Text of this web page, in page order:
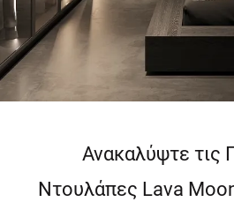
Ανακαλύψτε τις
Ντουλάπες Lava